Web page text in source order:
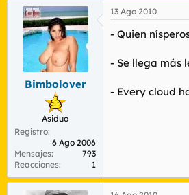
Bimbolover
Asiduo
Registro
6 Ago 2006
Mensajes
793
Reacciones
1
13 Ago 2010
- Quien
- Se llega más
- Every cloud